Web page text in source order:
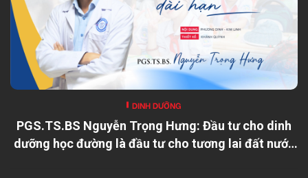
DINH DƯỠNG
PGS.TS.BS Nguyễn Trọng Hưng: Đầu tư cho dinh
dưỡng học đường là đầu tư cho tương lai đất nước